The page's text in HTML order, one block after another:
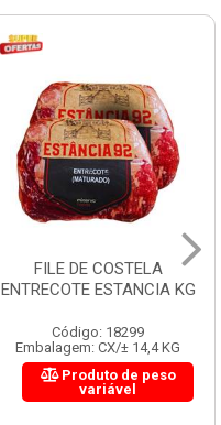
FILE DE COSTELA
ENTRECOTE ESTANCIA KG
Código: 18299
Embalagem: CX/± 14,4 KG
Produto de peso
variável